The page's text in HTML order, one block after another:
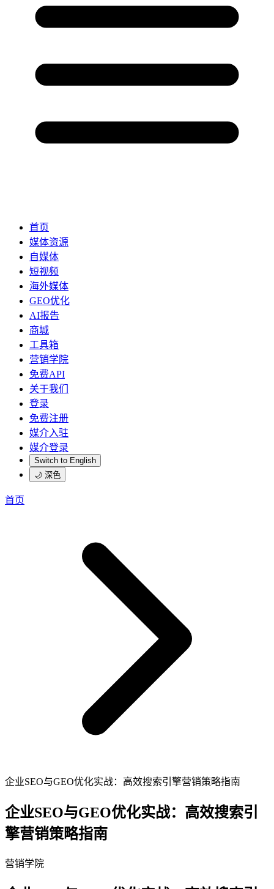
首页
媒体资源
自媒体
短视频
海外媒体
GEO优化
AI报告
商城
工具箱
营销学院
免费API
关于我们
登录
免费注册
媒介入驻
媒介登录
Switch to English
🌙 深色
首页
企业SEO与GEO优化实战：高效搜索引擎营销策略指南
企业SEO与GEO优化实战：高效搜索引
擎营销策略指南
营销学院